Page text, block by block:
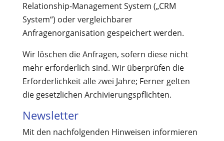
Relationship-Management System („CRM
System“) oder vergleichbarer
Anfragenorganisation gespeichert werden.
Wir löschen die Anfragen, sofern diese nicht
mehr erforderlich sind. Wir überprüfen die
Erforderlichkeit alle zwei Jahre; Ferner gelten
die gesetzlichen Archivierungspflichten.
Newsletter
Mit den nachfolgenden Hinweisen informieren